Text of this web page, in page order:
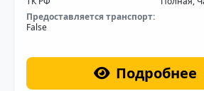
Предоставляется транспорт:
False
Подробнее